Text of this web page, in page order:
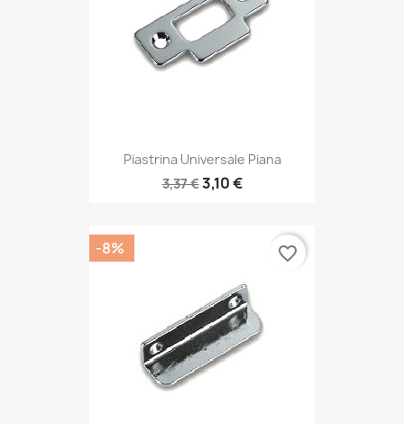
Piastrina Universale Piana
3,37 €3,10 €
-8% favorite_border